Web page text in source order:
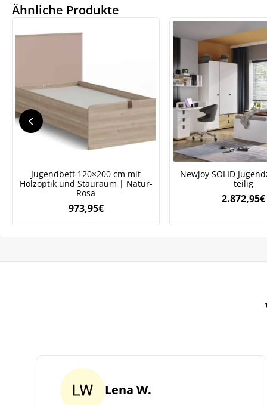
Ähnliche Produkte
Jugendbett 120×200 cm mit
Holzoptik und Stauraum | Natur-
Rosa
973,95€
Newjoy SOLID
teilig
2.872,95€
Lena W.